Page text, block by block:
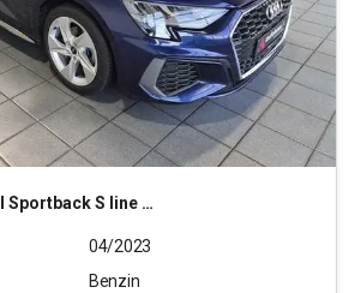
S line (EURO 6d)
04/2023
Benzin